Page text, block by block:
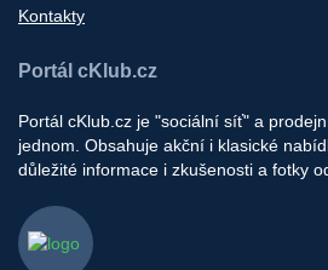
Kontakty
Portál cKlub.cz
Portál cKlub.cz je "sociální síť" a
jednom. Obsahuje akční i klasické
důležité informace i zkušenosti a fotky